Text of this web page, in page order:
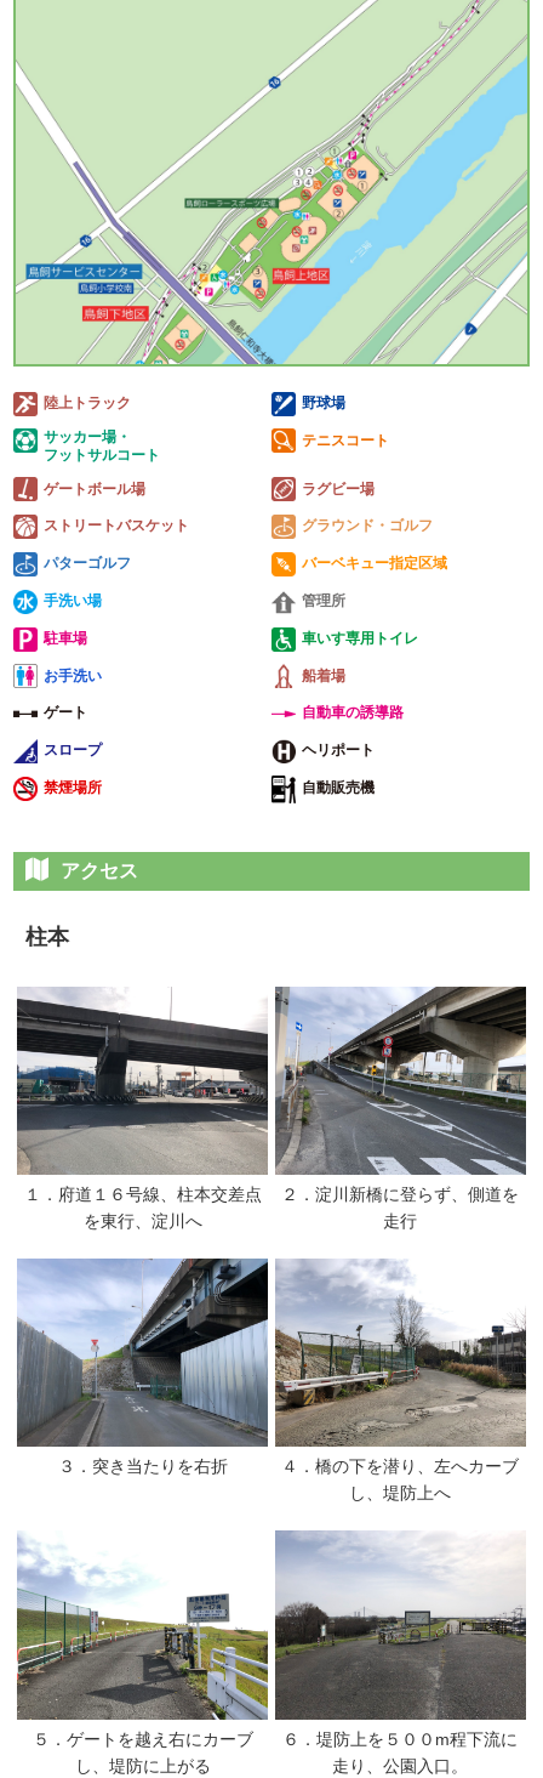
陸上トラック
野球場
サッカー場・
フットサルコート
テニスコート
ゲートボール場 ラグビー場
ストリートバスケット グラウンド・ゴルフ
パターゴルフ バーベキュー指定区域
手洗い場 管理所
駐車場 車いす専用トイレ
お手洗い 船着場
ゲート 自動車の誘導路
スロープ ヘリポート
禁煙場所 自動販売機
アクセス
柱本
１．府道１６号線、柱本交差点
を東行、淀川へ
２．淀川新橋に登らず、側道を
走行
３．突き当たりを右折
４．橋の下を潜り、左へカーブ
し、堤防上へ
５．ゲートを越え右にカーブ
し、堤防に上がる
６．堤防上を５００m程下流に
走り、公園入口。